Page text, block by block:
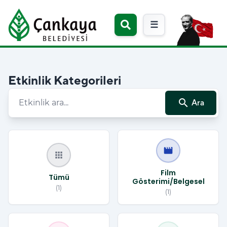
☰
Etkinlik Kategorileri
search Ara
apps
Tümü
(1)
movie
Film
Gösterimi/Belgesel
(1)